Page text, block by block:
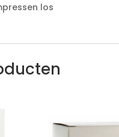
los